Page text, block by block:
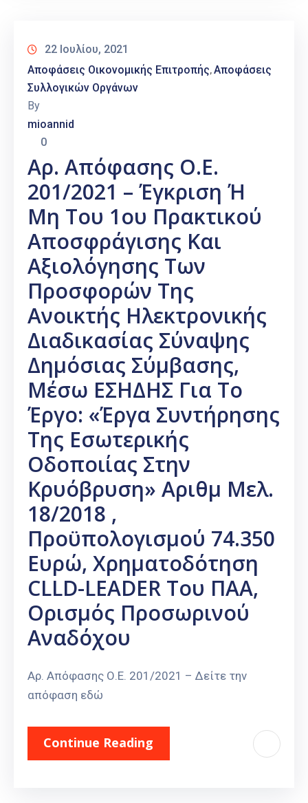
22 Ιουλίου, 2021
Αποφάσεις Οικονομικής Επιτροπής‚Αποφάσεις
Συλλογικών Οργάνων
By
mioannid
0
Αρ. Απόφασης Ο.Ε.
201/2021 – Έγκριση Ή
Μη Του 1ου Πρακτικού
Αποσφράγισης Και
Αξιολόγησης Των
Προσφορών Της
Ανοικτής Ηλεκτρονικής
Διαδικασίας Σύναψης
Δημόσιας Σύμβασης,
Μέσω ΕΣΗΔΗΣ Για Το
Έργο: «Έργα Συντήρησης
Της Εσωτερικής
Οδοποιίας Στην
Κρυόβρυση» Αριθμ Μελ.
18/2018 ,
Προϋπολογισμού 74.350
Ευρώ, Χρηματοδότηση
CLLD-LEADER Του ΠΑΑ,
Ορισμός Προσωρινού
Αναδόχου
Αρ. Απόφασης Ο.Ε. 201/2021 – Δείτε την
απόφαση εδώ
Continue Reading